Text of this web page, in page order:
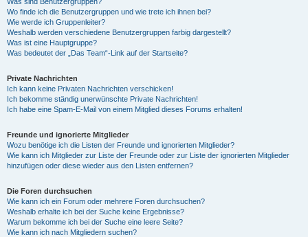
Wo finde ich die Benutzergruppen und wie trete ich ihnen bei?
Wie werde ich Gruppenleiter?
Weshalb werden verschiedene Benutzergruppen farbig dargestellt?
Was ist eine Hauptgruppe?
Was bedeutet der „Das Team“-Link auf der Startseite?
Private Nachrichten
Ich kann keine Privaten Nachrichten verschicken!
Ich bekomme ständig unerwünschte Private Nachrichten!
Ich habe eine Spam-E-Mail von einem Mitglied dieses Forums erhalten!
Freunde und ignorierte Mitglieder
Wozu benötige ich die Listen der Freunde und ignorierten Mitglieder?
Wie kann ich Mitglieder zur Liste der Freunde oder zur Liste der ignorierten Mitglieder
hinzufügen oder diese wieder aus den Listen entfernen?
Die Foren durchsuchen
Wie kann ich ein Forum oder mehrere Foren durchsuchen?
Weshalb erhalte ich bei der Suche keine Ergebnisse?
Warum bekomme ich bei der Suche eine leere Seite?
Wie kann ich nach Mitgliedern suchen?